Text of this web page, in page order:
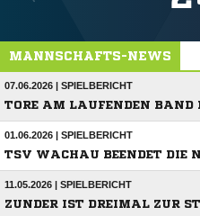
MANNSCHAFTS-NEWS
07.06.2026 | SPIELBERICHT
TORE AM LAUFENDEN BAND
01.06.2026 | SPIELBERICHT
TSV WACHAU BEENDET DIE
11.05.2026 | SPIELBERICHT
ZUNDER IST DREIMAL ZUR